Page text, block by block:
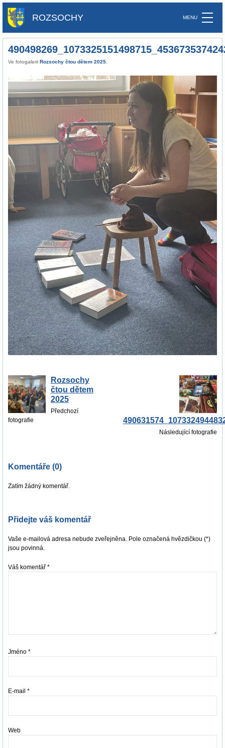
ROZSOCHY
Ve fotogalerii Rozsochy čtou dětem 2025
Rozsochy
čtou dětem
2025
Předchozí
fotografie
Následující fotografie
Komentáře (0)
Zatím žádný komentář.
Přidejte váš komentář
Vaše e-mailová adresa nebude zveřejněna. Pole označená hvězdičkou (*)
jsou povinná.
Váš komentář *
Jméno *
E-mail *
Web